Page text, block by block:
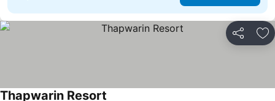
Jaa
Thapwarin Resort